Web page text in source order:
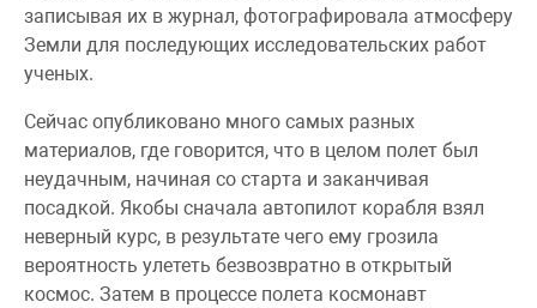
записывая их в журнал, фотографировала атмосферу
Земли для последующих исследовательских работ
ученых.
Сейчас опубликовано много самых разных
материалов, где говорится, что в целом полет был
неудачным, начиная со старта и заканчивая
посадкой. Якобы сначала автопилот корабля взял
неверный курс, в результате чего ему грозила
вероятность улететь безвозвратно в открытый
космос. Затем в процессе полета космонавт